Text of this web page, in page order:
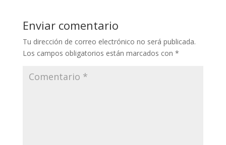
Enviar comentario
Tu dirección de correo electrónico no será publicada.
Los campos obligatorios están marcados con *